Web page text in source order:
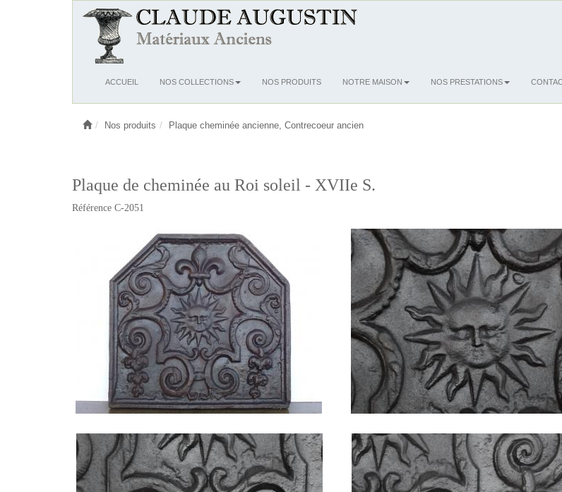
OuvrirACCUEIL NOS COLLECTIONS NOS PRODUITS NOTRE MAISON NOS PRESTATIONS
Nos produits Plaque cheminée ancienne, Contrecoeur ancien
Plaque de cheminée au Roi soleil - XVIIe S.
Référence C-2051